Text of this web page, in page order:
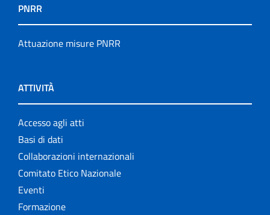
PNRR
Attuazione misure PNRR
ATTIVITÀ
Accesso agli atti
Basi di dati
Collaborazioni internazionali
Comitato Etico Nazionale
Eventi
Formazione